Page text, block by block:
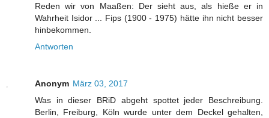
Reden wir von Maaßen: Der sieht aus, als hieße er in
Wahrheit Isidor ... Fips (1900 - 1975) hätte ihn nicht besser
hinbekommen.
Antworten
Anonym März 03, 2017
Was in dieser BRiD abgeht spottet jeder Beschreibung.
Berlin, Freiburg, Köln wurde unter dem Deckel gehalten,